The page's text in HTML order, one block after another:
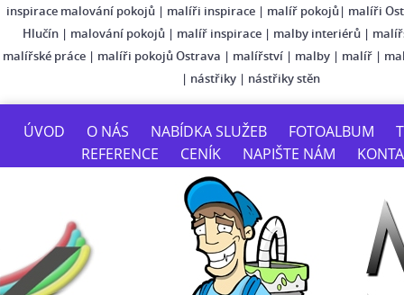
inspirace malování pokojů | malíři inspirace | malíř pokojů| malíři
Hlučín| malování pokojů| malíř inspirace| malby interiérů|
malířské práce | malíři pokojů Ostrava | malířství | malby | malíř |
| nástřiky | nástřiky stěn
ÚVOD O NÁS NABÍDKA SLUŽEB FOTOALBUM
REFERENCE
CENÍK NAPIŠTE NÁM